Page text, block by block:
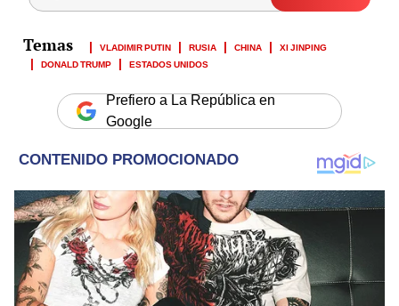
VLADIMIR PUTIN RUSIA CHINA
XI JINPING
DONALD TRUMP
ESTADOS UNIDOS
Prefiero a La República en
Google